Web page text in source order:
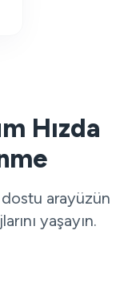
Hızda
dostu arayüzün
yaşayın.